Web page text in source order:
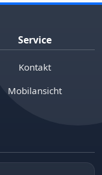
Service
Kontakt
Mobilansicht